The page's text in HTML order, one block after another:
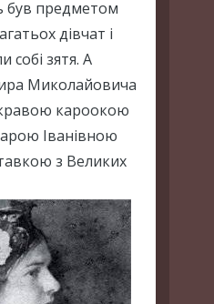
був предметом
дівчат і
собі зятя. А
Миколайовича
кароокою
Іванівною
з Великих